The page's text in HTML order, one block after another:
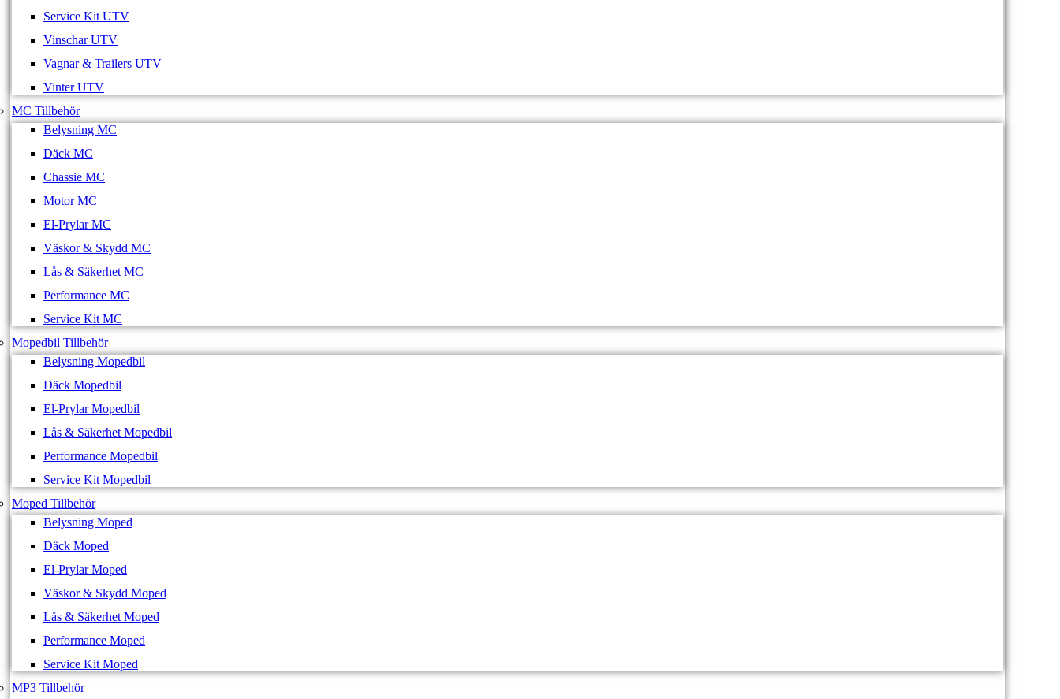
Service Kit UTV
Vinschar UTV
Vagnar & Trailers UTV
Vinter UTV
MC Tillbehör
Belysning MC
Däck MC
Chassie MC
Motor MC
El-Prylar MC
Väskor & Skydd MC
Lås & Säkerhet MC
Performance MC
Service Kit MC
Mopedbil Tillbehör
Belysning Mopedbil
Däck Mopedbil
El-Prylar Mopedbil
Lås & Säkerhet Mopedbil
Performance Mopedbil
Service Kit Mopedbil
Moped Tillbehör
Belysning Moped
Däck Moped
El-Prylar Moped
Väskor & Skydd Moped
Lås & Säkerhet Moped
Performance Moped
Service Kit Moped
MP3 Tillbehör